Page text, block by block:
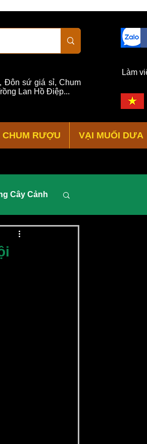
Cây Cảnh
Làm
, Đôn sứ giá sỉ,Chum
Lan Hồ Điệp...
CHUM RƯỢU VẠI MUỐI DƯA